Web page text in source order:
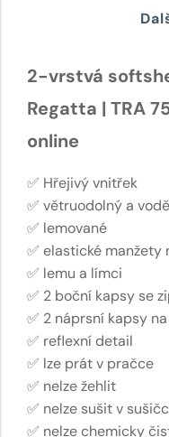
2-vrstvá
Regatta | TRA
online
✅ Hřejivý vnitřek
✅ větruodolný a
✅ lemované
✅ elastické manžety
✅ lemu a límci
✅ 2 boční kapsy se
✅ 2 náprsní kapsy
✅ reflexní detail
✅ lze prát v pračce
✅ nelze žehlit
✅ nelze sušit v
✅ nelze chemicky